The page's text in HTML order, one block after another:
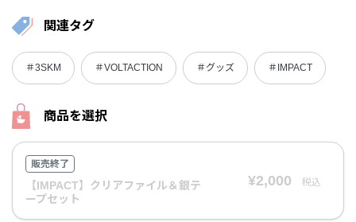
関連タグ
＃3SKM ＃VOLTACTION ＃グッズ ＃IMPACT
商品を選択
販売終了
【IMPACT】クリアファイル＆銀テ
ープセット
¥2,000 税込